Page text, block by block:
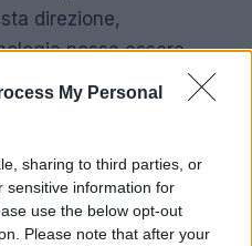
My Personal
sharing to third parties, or
sensitive information for
use the below opt-out
Please note that after your
direzione,
possa essere
salute pubblica in modo